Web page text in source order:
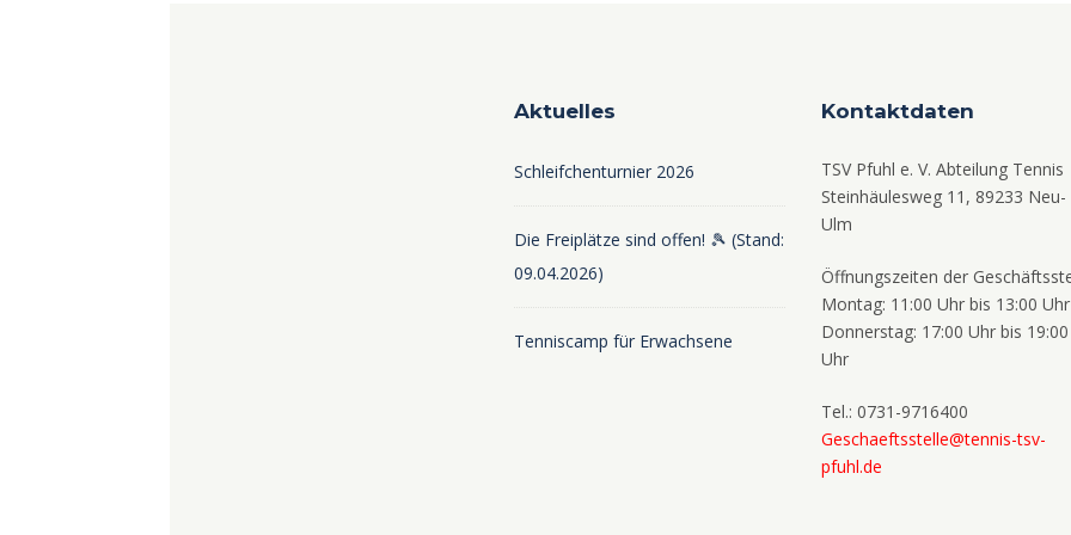
Aktuelles
Schleifchenturnier 2026
Die Freiplätze sind offen! 🎾 (Stand:
09.04.2026)
Tenniscamp für Erwachsene
Kontaktdaten
TSV Pfuhl e. V. Abteilung Tennis
Steinhäulesweg 11, 89233 Neu-
Ulm
Öffnungszeiten der
Montag: 11:00 Uhr bis 13:00 Uhr
Donnerstag: 17:00 Uhr bis 19:00
Uhr
Tel.: 0731-9716400
Geschaeftsstelle@tennis-tsv-
pfuhl.de